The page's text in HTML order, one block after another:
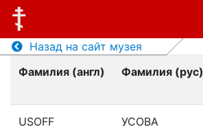
Назад на сайт музея
Фамилия (англ)
Фамилия (рус)
USOFF УСОВА